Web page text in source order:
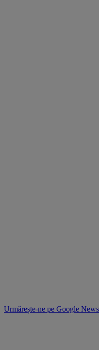
Urmărește-ne pe Google News